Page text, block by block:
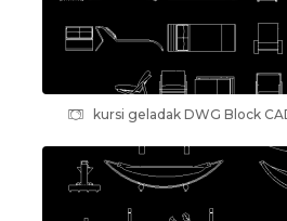
kursi geladak DWG Block